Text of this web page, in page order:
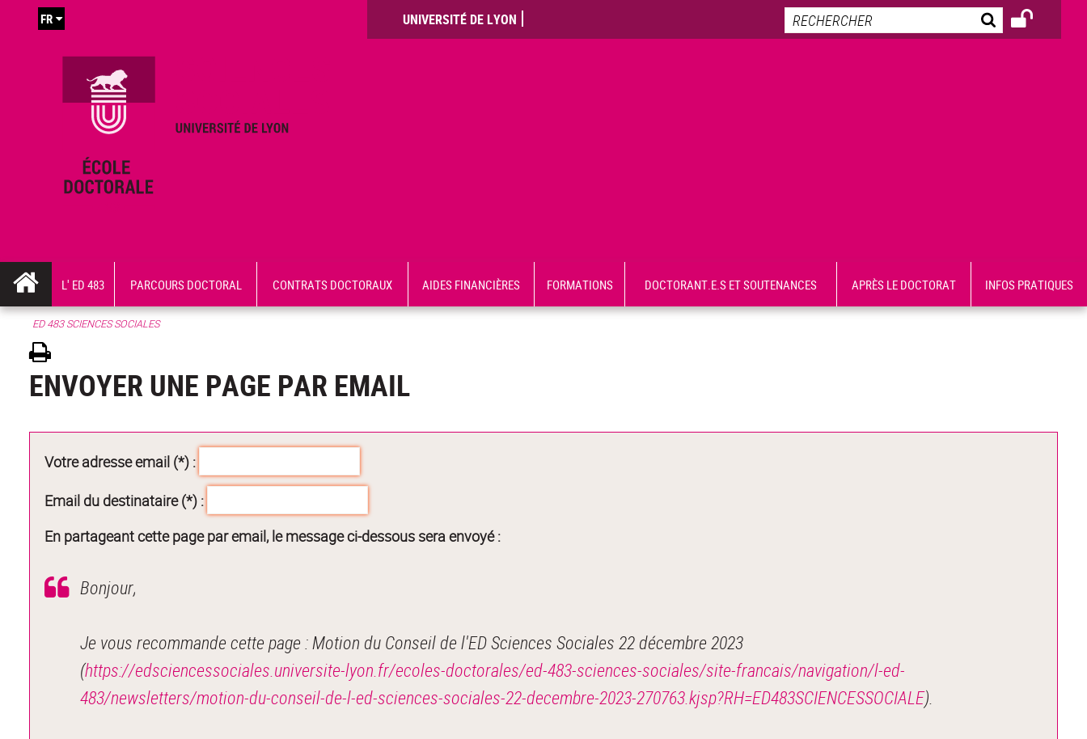
UNIVERSITÉ DE LYON
FR
L' ED 483 PARCOURS DOCTORAL CONTRATS DOCTORAUX AIDES FINANCIÈRES FORMATIONS DOCTORANT.E.S ET SOUTENANCES APRÈS LE DOCTORAT INFOS PRATIQUES
ED 483 SCIENCES SOCIALES
ENVOYER UNE PAGE PAR EMAIL
Votre adresse email (*) :
Email du destinataire (*) :
En partageant cette page par email, le message ci-dessous sera envoyé :
Bonjour,
Je vous recommande cette page : Motion du Conseil de l'ED Sciences Sociales 22 décembre 2023
(https://edsciencessociales.universite-lyon.fr/ecoles-doctorales/ed-483-sciences-sociales/site-francais/navigation/l-ed-
483/newsletters/motion-du-conseil-de-l-ed-sciences-sociales-22-decembre-2023-270763.kjsp?RH=ED483SCIENCESSOCIALE).